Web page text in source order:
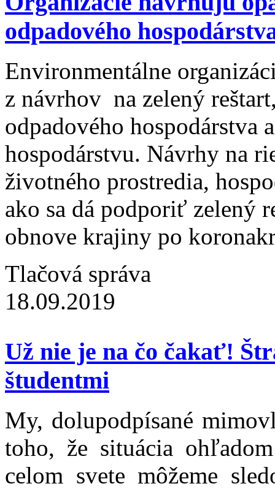
odpadového
Environmentálne
z návrhov na zelený
odpadového hospodárstva
hospodárstvu. Návrhy na
životného prostredia,
ako sa dá podporiť zelený
obnove krajiny po
Tlačová správa
18.09.2019
Už nie je na čo čakať!
študentmi
My, dolupodpísané
toho, že situácia
celom svete môžeme